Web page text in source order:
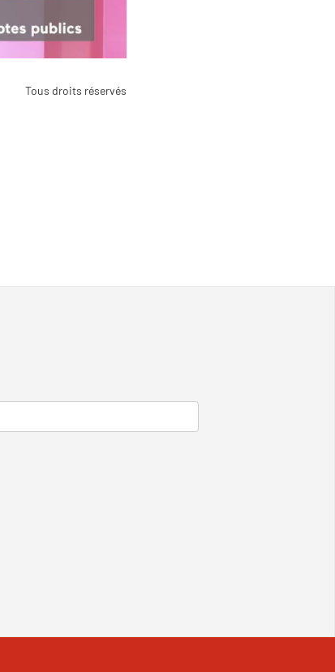
Tous droits réservés